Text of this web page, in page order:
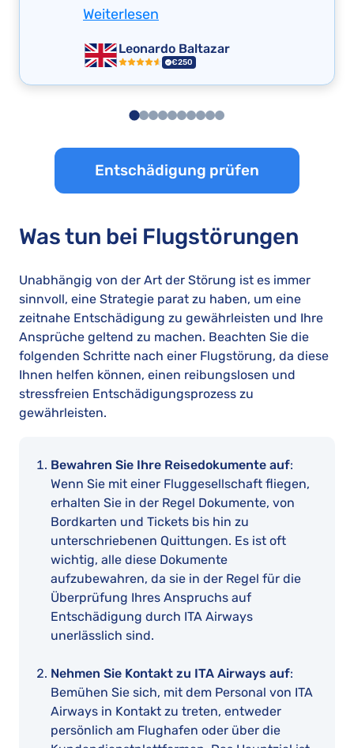
Weiterlesen
Leonardo Baltazar
€250
Entschädigung prüfen
Was tun bei Flugstörungen
Unabhängig von der Art der Störung ist es immer
sinnvoll, eine Strategie parat zu haben, um eine
zeitnahe Entschädigung zu gewährleisten und Ihre
Ansprüche geltend zu machen. Beachten Sie die
folgenden Schritte nach einer Flugstörung, da diese
Ihnen helfen können, einen reibungslosen und
stressfreien Entschädigungsprozess zu
gewährleisten.
Bewahren Sie Ihre Reisedokumente auf:
Wenn Sie mit einer Fluggesellschaft fliegen,
erhalten Sie in der Regel Dokumente, von
Bordkarten und Tickets bis hin zu
unterschriebenen Quittungen. Es ist oft
wichtig, alle diese Dokumente
aufzubewahren, da sie in der Regel für die
Überprüfung Ihres Anspruchs auf
Entschädigung durch ITA Airways
unerlässlich sind.
Nehmen Sie Kontakt zu ITA Airways auf:
Bemühen Sie sich, mit dem Personal von ITA
Airways in Kontakt zu treten, entweder
persönlich am Flughafen oder über die